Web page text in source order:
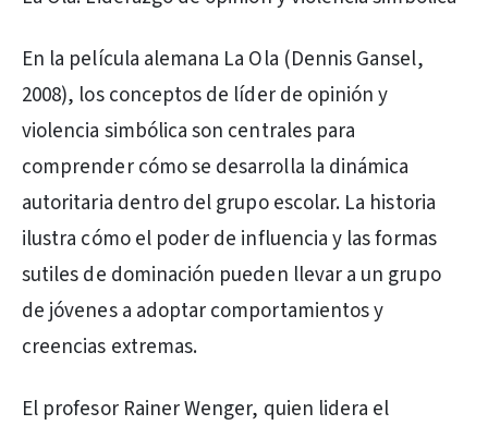
En la película alemana La Ola (Dennis Gansel,
2008), los conceptos de líder de opinión y
violencia simbólica son centrales para
comprender cómo se desarrolla la dinámica
autoritaria dentro del grupo escolar. La historia
ilustra cómo el poder de influencia y las formas
sutiles de dominación pueden llevar a un grupo
de jóvenes a adoptar comportamientos y
creencias extremas.
El profesor Rainer Wenger, quien lidera el